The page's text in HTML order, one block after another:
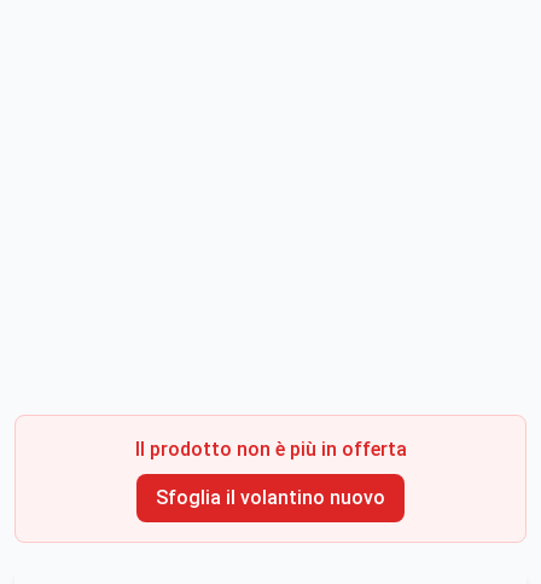
Il prodotto non è più in offerta
Sfoglia il volantino nuovo